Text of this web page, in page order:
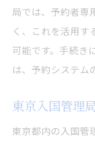
局では、予約者専
く、これを活用す
可能です。手続き
は、予約システム
東京入国管理
東京都内の入国管